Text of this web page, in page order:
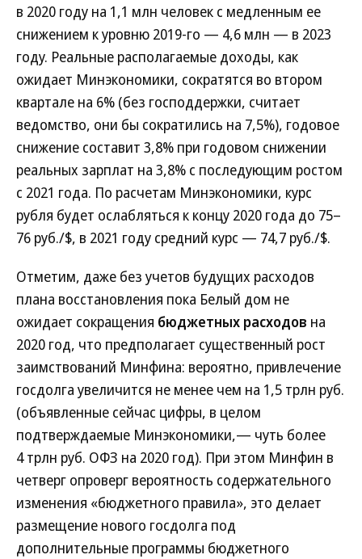
в 2020 году на 1,1 млн человек с медленным ее
снижением к уровню 2019-го — 4,6 млн — в 2023
году. Реальные располагаемые доходы, как
ожидает Минэкономики, сократятся во втором
квартале на 6% (без господдержки, считает
ведомство, они бы сократились на 7,5%), годовое
снижение составит 3,8% при годовом снижении
реальных зарплат на 3,8% с последующим ростом
с 2021 года. По расчетам Минэкономики, курс
рубля будет ослабляться к концу 2020 года до 75–
76 руб./$, в 2021 году средний курс — 74,7 руб./$.
Отметим, даже без учетов будущих расходов
плана восстановления пока Белый дом не
ожидает сокращения бюджетных расходов на
2020 год, что предполагает существенный рост
заимствований Минфина: вероятно, привлечение
госдолга увеличится не менее чем на 1,5 трлн руб.
(объявленные сейчас цифры, в целом
подтверждаемые Минэкономики,— чуть более
4 трлн руб. ОФЗ на 2020 год). При этом Минфин в
четверг опроверг вероятность содержательного
изменения «бюджетного правила», это делает
размещение нового госдолга под
дополнительные программы бюджетного